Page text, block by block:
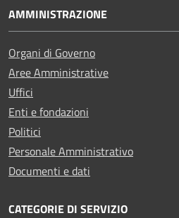
AMMINISTRAZIONE
Organi di Governo
Aree Amministrative
Uffici
Enti e fondazioni
Politici
Personale Amministrativo
Documenti e dati
CATEGORIE DI SERVIZIO